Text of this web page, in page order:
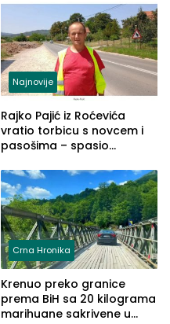
Najnovije
Rajko Pajić iz Roćevića
vratio torbicu s novcem i
pasošima – spasio
Grčkoj
Crna Hronika
Krenuo preko granice
prema BiH sa 20 kilograma
marihuane sakrivene u